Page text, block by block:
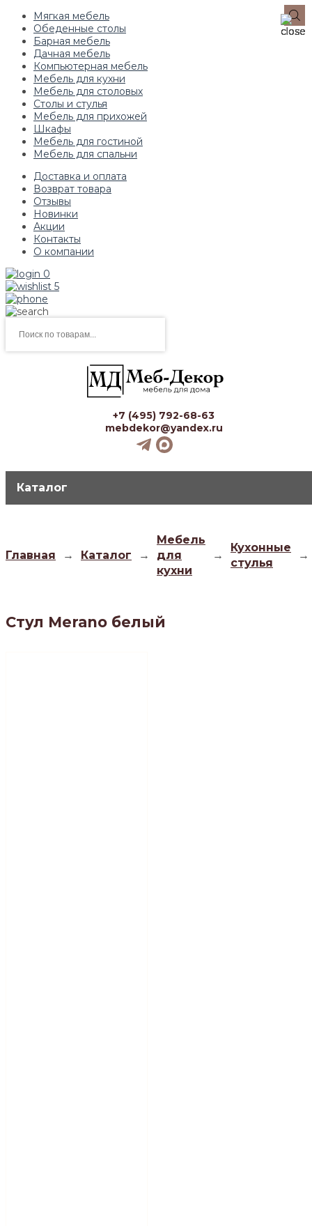
Мягкая мебель
Обеденные столы
Барная мебель
Дачная мебель
Компьютерная мебель
Мебель для кухни
Мебель для столовых
Столы и стулья
Мебель для прихожей
Шкафы
Мебель для гостиной
Мебель для спальни
Доставка и оплата
Возврат товара
Отзывы
Новинки
Акции
Контакты
О компании
0
5
товаров
+7 (495) 792-68-63
mebdekor@yandex.ru
Каталог
Главная → Каталог →
Мебель
для
кухни
→
Кухонные
стулья
→
Стул Merano белый